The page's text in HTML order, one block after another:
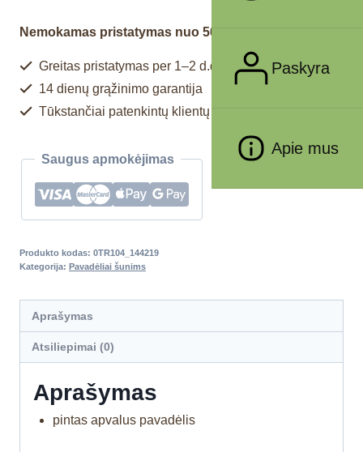
Paskyra
Apie mus
Nemokamas pristatymas nuo 50€
Greitas pristatymas per 1–2 d.d.
14 dienų grąžinimo garantija
Tūkstančiai patenkintų klientų
Saugus apmokėjimas
Produkto kodas: 0TR104_144219
Kategorija: Pavadėliai šunims
Aprašymas
Atsiliepimai (0)
Aprašymas
pintas apvalus pavadėlis